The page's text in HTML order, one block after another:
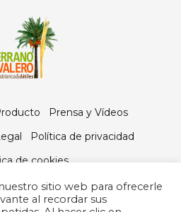
Prensa y Vídeos
Política de privacidad
de cookies
sitio web para ofrecerle
al recordar sus